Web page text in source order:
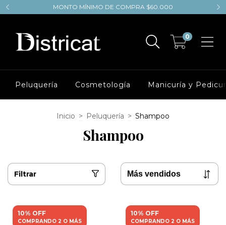
MONTO MÍNIMO DE COMPRA $60.000
0
Peluquería Cosmetología Manicuría y
Inicio > Peluquería > Shampoo
Shampoo
Filtrar
10% OFF
COMPRANDO 2 O MÁS
10% OFF
COMPRANDO 2 O MÁS